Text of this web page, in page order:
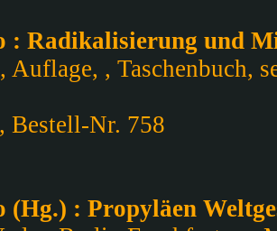
: Radikalisierung und
Auflage, , Taschenbuch,
Bestell-Nr. 758
(Hg.) : Propyläen